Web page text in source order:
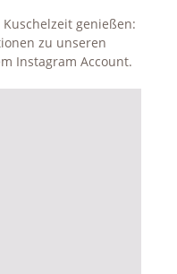
genießen:
zu unseren
Instagram Account.